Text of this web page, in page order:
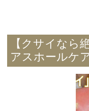
【クサイなら
アスホールケ